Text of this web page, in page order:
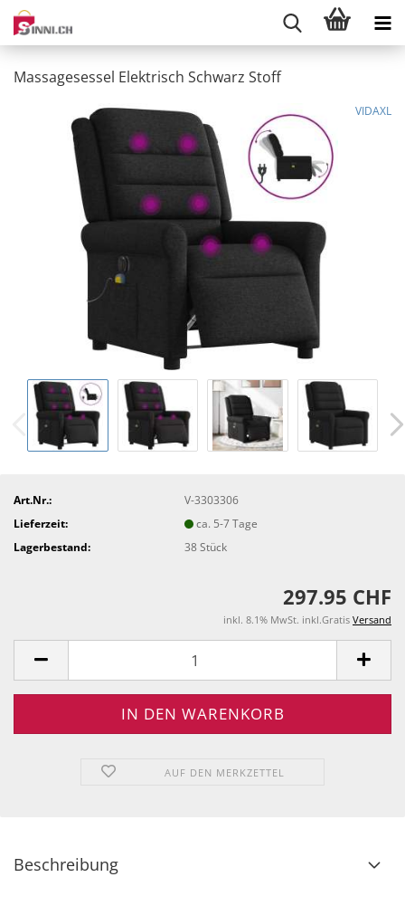
Massagesessel Elektrisch Schwarz Stoff
VIDAXL
Art.Nr.:
V-3303306
Lieferzeit:
ca. 5-7 Tage
Lagerbestand:
38Stück
297.95 CHF
inkl. 8.1% MwSt. inkl.Gratis Versand
AUF DEN MERKZETTEL
Beschreibung